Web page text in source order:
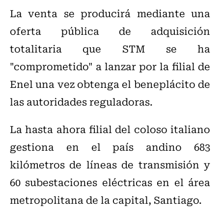
La venta se producirá mediante una
oferta pública de adquisición
totalitaria que STM se ha
"comprometido" a lanzar por la filial de
Enel una vez obtenga el beneplácito de
las autoridades reguladoras.
La hasta ahora filial del coloso italiano
gestiona en el país andino 683
kilómetros de líneas de transmisión y
60 subestaciones eléctricas en el área
metropolitana de la capital, Santiago.